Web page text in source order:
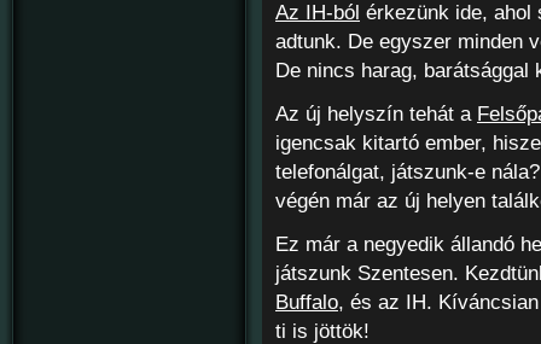
Az IH-ból érkezünk ide, ahol
adtunk. De egyszer minden
De nincs harag, barátsággal
Az új helyszín tehát a
igencsak kitartó ember,
telefonálgat, játszunk-e
végén már az új helyen
Ez már a negyedik állandó
játszunk Szentesen.
Buffalo, és az IH.
ti is jöttök!